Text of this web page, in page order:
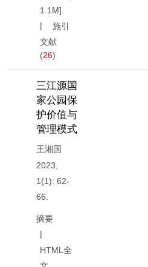
1.1M]
施引
文献
(26)
三江源国
家公园保
护价值与
管理模式
王湘国
2023,
1(1): 62-
66.
摘要
HTML全